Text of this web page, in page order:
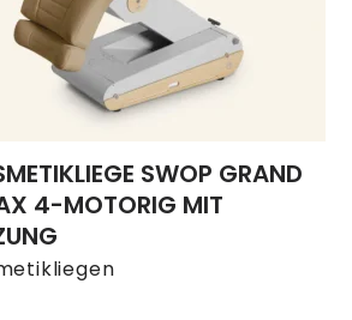
SWOP GRAND
4-MOTORIG MIT